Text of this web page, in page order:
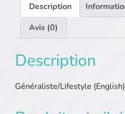
Description
Avis (0)
Description
Généraliste/Lifestyle (English)